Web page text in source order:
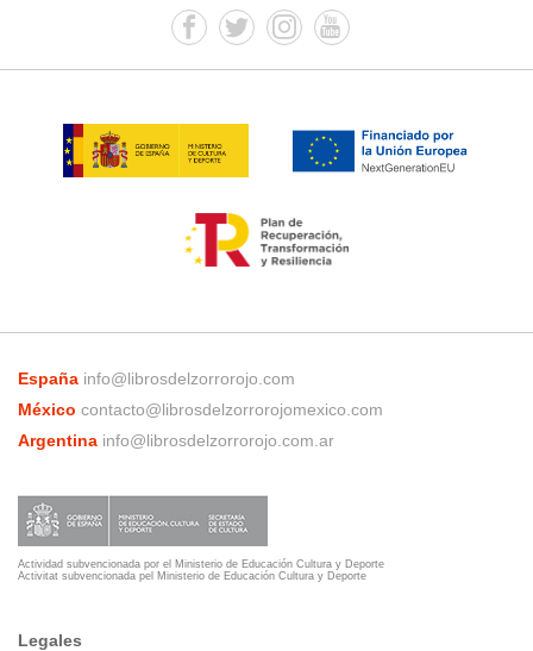
España info@librosdelzorrorojo.com
México contacto@librosdelzorrorojomexico.com
Argentina info@librosdelzorrorojo.com.ar
Actividad subvencionada por el Ministerio de Educación Cultura y Deporte
Activitat subvencionada pel Ministerio de Educación Cultura y Deporte
Legales